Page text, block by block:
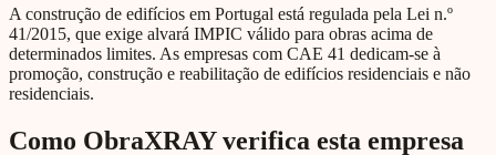
A construção de edifícios em Portugal está regulada pela Lei n.º
41/2015, que exige alvará IMPIC válido para obras acima de
determinados limites. As empresas com CAE 41 dedicam-se à
promoção, construção e reabilitação de edifícios residenciais e não
residenciais.
Como ObraXRAY verifica esta empresa